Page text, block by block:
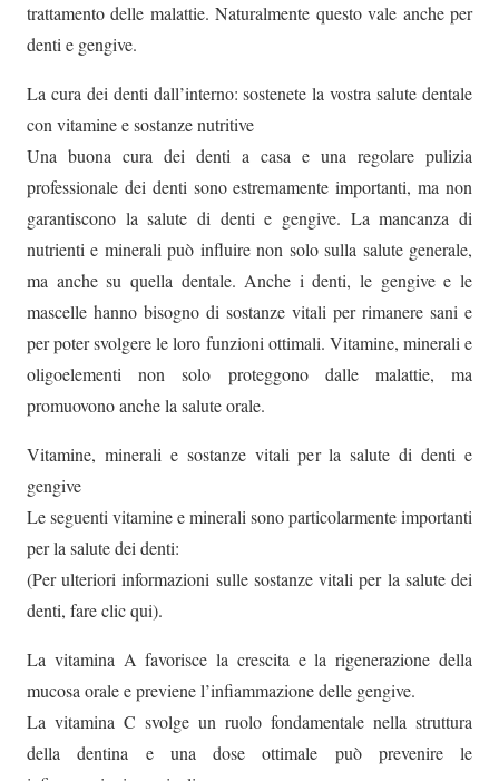
trattamento delle malattie. Naturalmente questo vale anche per
denti e gengive.
La cura dei denti dall’interno: sostenete la vostra salute dentale
con vitamine e sostanze nutritive
Una buona cura dei denti a casa e una regolare pulizia
professionale dei denti sono estremamente importanti, ma non
garantiscono la salute di denti e gengive. La mancanza di
nutrienti e minerali può influire non solo sulla salute generale,
ma anche su quella dentale. Anche i denti, le gengive e le
mascelle hanno bisogno di sostanze vitali per rimanere sani e
per poter svolgere le loro funzioni ottimali. Vitamine, minerali e
oligoelementi non solo proteggono dalle malattie, ma
promuovono anche la salute orale.
Vitamine, minerali e sostanze vitali per la salute di denti e
gengive
Le seguenti vitamine e minerali sono particolarmente importanti
per la salute dei denti:
(Per ulteriori informazioni sulle sostanze vitali per la salute dei
denti, fare clic qui).
La vitamina A favorisce la crescita e la rigenerazione della
mucosa orale e previene l’infiammazione delle gengive.
La vitamina C svolge un ruolo fondamentale nella struttura
della dentina e una dose ottimale può prevenire le